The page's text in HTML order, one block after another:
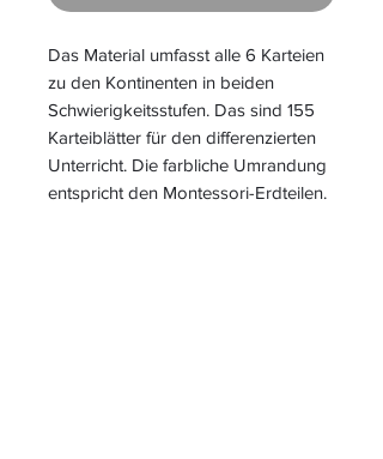
Das Material umfasst alle 6 Karteien
zu den Kontinenten in beiden
Schwierigkeitsstufen. Das sind 155
Karteiblätter für den differenzierten
Unterricht. Die farbliche Umrandung
entspricht den Montessori-Erdteilen.